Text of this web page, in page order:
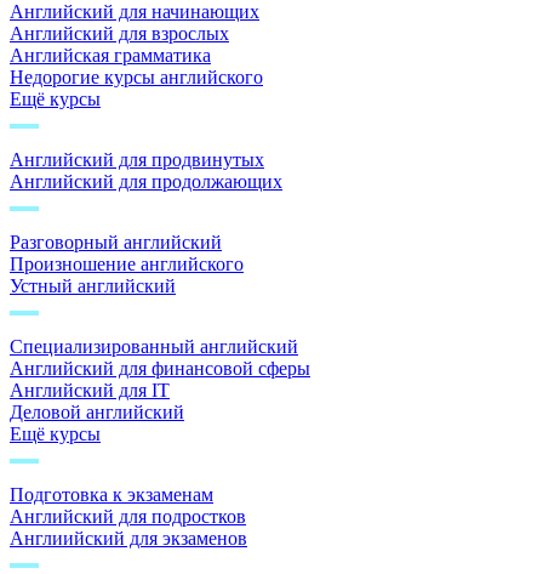
Английский для начинающих
Английский для взрослых
Английская грамматика
Недорогие курсы английского
Ещё курсы
Английский для продвинутых
Английский для продолжающих
Разговорный английский
Произношение английского
Устный английский
Специализированный английский
Английский для финансовой сферы
Английский для IT
Деловой английский
Ещё курсы
Подготовка к экзаменам
Английский для подростков
Англиийский для экзаменов